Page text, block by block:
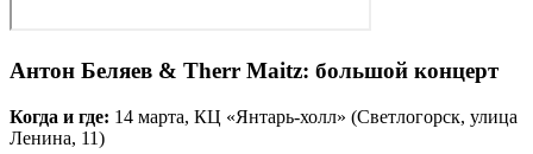
Антон Беляев & Therr Maitz: большой концерт
Когда и где: 14 марта, КЦ «Янтарь‑холл» (Светлогорск, улица
Ленина, 11)